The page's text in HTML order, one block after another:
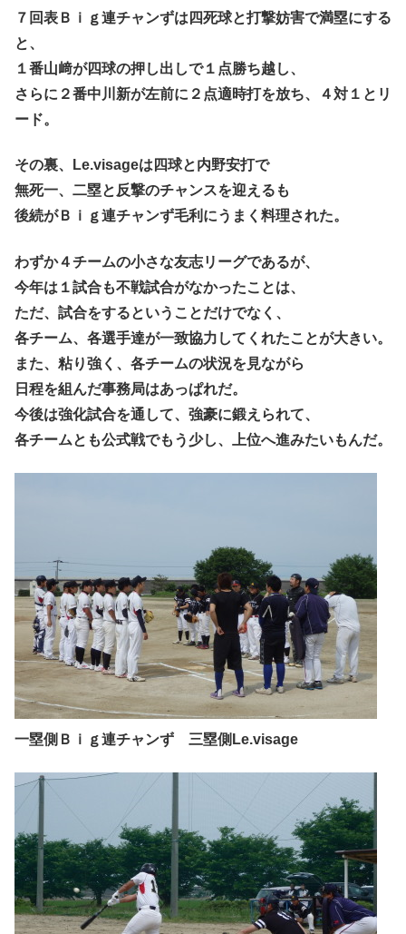
７回表Ｂｉｇ連チャンずは四死球と打撃妨害で満塁にする
と、
１番山﨑が四球の押し出しで１点勝ち越し、
さらに２番中川新が左前に２点適時打を放ち、４対１とリ
ード。
その裏、Le.visageは四球と内野安打で
無死一、二塁と反撃のチャンスを迎えるも
後続がＢｉｇ連チャンず毛利にうまく料理された。
わずか４チームの小さな友志リーグであるが、
今年は１試合も不戦試合がなかったことは、
ただ、試合をするということだけでなく、
各チーム、各選手達が一致協力してくれたことが大きい。
また、粘り強く、各チームの状況を見ながら
日程を組んだ事務局はあっぱれだ。
今後は強化試合を通して、強豪に鍛えられて、
各チームとも公式戦でもう少し、上位へ進みたいもんだ。
一塁側Ｂｉｇ連チャンず 三塁側Le.visage